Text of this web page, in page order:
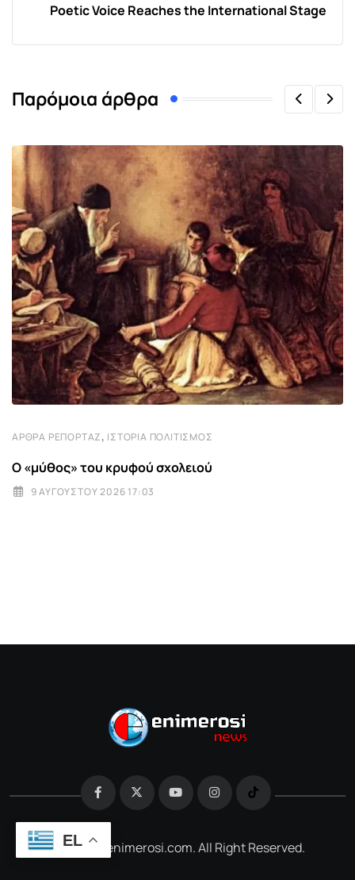
Poetic Voice Reaches the International Stage
Παρόμοια άρθρα
ΆΡΘΡΑ ΡΕΠΟΡΤΆΖ, ΙΣΤΟΡΊΑ ΠΟΛΙΤΙΣΜΌΣ
Ο «μύθος» του κρυφού σχολειού
9 ΑΥΓΟΎΣΤΟΥ 2026 17:03
@2026 e-enimerosi.com. All Right Reserved.
EL